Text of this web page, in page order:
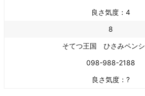
良さ気度：4
8
そてつ王国 ひさみペン
098-988-2188
良さ気度：?